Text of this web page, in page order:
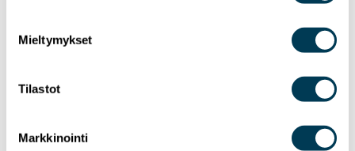
Mieltymykset
Tilastot
Markkinointi